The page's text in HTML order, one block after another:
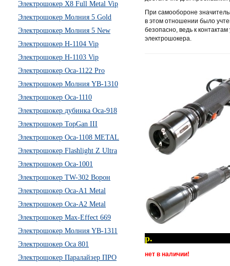
Электрошокер X8 Full Metal Vip
Электрошокер Молния 5 Gold
Электрошокер Молния 5 New
Электрошокер H-1104 Vip
Электрошокер H-1103 Vip
Электрошокер Оса-1122 Pro
Электрошокер Молния YB-1310
Электрошокер Оса-1110
Электрошокер дубинка Оса-918
Электрошокер TopGan III
Электрошокер Оса-1108 METAL
Электрошокер Flashlight Z Ultra
Электрошокер Оса-1001
Электрошокер TW-302 Ворон
Электрошокер Оса-А1 Metal
Электрошокер Оса-А2 Metal
Электрошокер Max-Effect 669
Электрошокер Молния YB-1311
Электрошокер Оса 801
Электрошокер Паралайзер ПРО
При самообороне
в этом отношении было
безопасно, ведь к
электрошокера.
нет в наличии!